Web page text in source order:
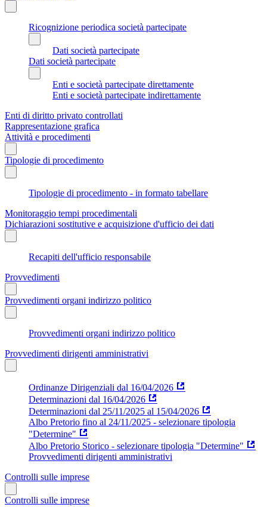
Ricognizione periodica società partecipate
Dati società partecipate
Dati società partecipate
Enti e società partecipate direttamente
Enti e società partecipate indirettamente
Enti di diritto privato controllati
Rappresentazione grafica
Attività e procedimenti
Tipologie di procedimento
Tipologie di procedimento - in formato tabellare
Monitoraggio tempi procedimentali
Dichiarazioni sostitutive e acquisizione d'ufficio dei dati
Recapiti dell'ufficio responsabile
Provvedimenti
Provvedimenti organi indirizzo politico
Provvedimenti organi indirizzo politico
Provvedimenti dirigenti amministrativi
Ordinanze Dirigenziali dal 16/04/2026
Determinazioni dal 16/04/2026
Determinazioni dal 25/11/2025 al 15/04/2026
Albo Pretorio fino al 24/11/2025 - selezionare tipologia
"Determine"
Albo Pretorio Storico - selezionare tipologia "Determine"
Provvedimenti dirigenti amministrativi
Controlli sulle imprese
Controlli sulle imprese